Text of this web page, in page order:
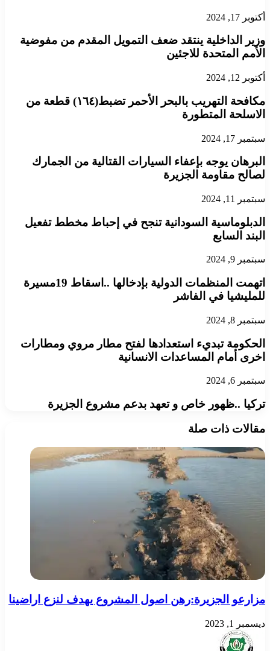
أكتوبر 17, 2024
وزير الداخلية ينتقد ضعف التمويل المقدم من مفوضية
الأمم المتحدة للاجئين
أكتوبر 12, 2024
مكافحة التهريب بالبحر الأحمر تضبط(١٦٤) قطعة من
الاسلحة المتطورة
سبتمبر 17, 2024
البرهان يوجه بإعفاء السيارات القتالية من الجمارك
لصالح مقاومة الجزيرة
سبتمبر 11, 2024
الدبلوماسية السودانية تنجح في إحباط مخطط تفعيل
البند السابع
سبتمبر 9, 2024
اتهمت المنظمات الدولية بإدخالها ..اسقاط 19مسيرة
للمليشيا في الفاشر
سبتمبر 8, 2024
الحكومة تبديء استعدادها لفتح مطار مروي ومطارات
اخرى أمام المساعدات الانسانية
سبتمبر 6, 2024
تركيا ..ظهور خاص و تعهد بدعم مشروع الجزيرة
مقالات ذات صلة
مزارعو الجزيرة:رهن اصول المشروع يهدف لنزع اراضينا
ديسمبر 1, 2023